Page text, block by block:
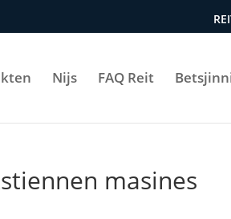
Nijs FAQ Reit
masines